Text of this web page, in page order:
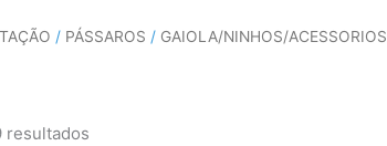
/ PÁSSAROS / GAIOLA/NINHOS/ACESSORIOS
resultados
Ordenado
por